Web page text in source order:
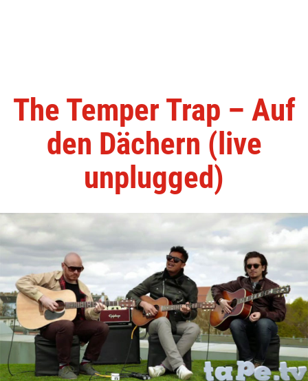
The Temper Trap – Auf
den Dächern (live
unplugged)